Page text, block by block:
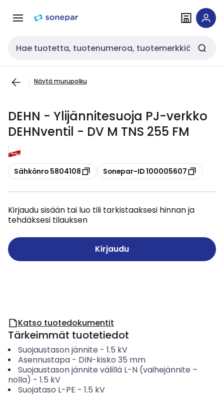
navigointiinsisältöön
Haku
Näytä murupolku
DEHN - Ylijännitesuoja PJ-verkko
DEHNventil - DV M TNS 255 FM
Kopioi
Sähkönro 5804108 Kopioi
Sonepar-ID 100005607
Kirjaudu sisään tai luo tili tarkistaaksesi hinnan ja
tehdäksesi tilauksen
Kirjaudu
Katso tuotedokumentit
Tärkeimmät tuotetiedot
Suojaustason jännite - 1.5 kV
Asennustapa- DIN-kisko 35 mm
Suojaustason jännite välillä L-N (vaihejännite –
nolla) - 1.5 kV
Suojataso L-PE - 1.5 kV